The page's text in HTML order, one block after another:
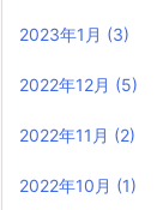
2023年1月 (3)
2022年12月 (5)
2022年11月 (2)
2022年10月 (1)